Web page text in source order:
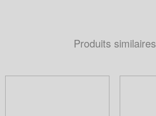
Produits similaires